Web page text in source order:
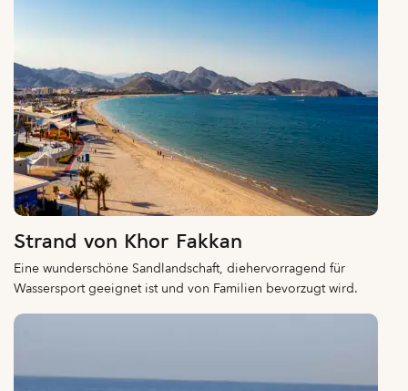
Strand von Khor Fakkan
Eine wunderschöne Sandlandschaft, diehervorragend für
Wassersport geeignet ist und von Familien bevorzugt wird.